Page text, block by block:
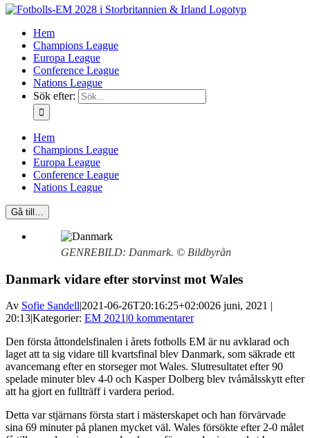
Hem
Champions League
Europa League
Conference League
Nations League
Sök efter:
Hem
Champions League
Europa League
Conference League
Nations League
Gå till…
GENREBILD: Danmark. © Bildbyrån
Danmark vidare efter storvinst mot Wales
Av Sofie Sandell|2021-06-26T20:16:25+02:0026 juni, 2021 |
20:13|Kategorier: EM 2021|0 kommentarer
Den första åttondelsfinalen i årets fotbolls EM är nu avklarad och
laget att ta sig vidare till kvartsfinal blev Danmark, som säkrade ett
avancemang efter en storseger mot Wales. Slutresultatet efter 90
spelade minuter blev 4-0 och Kasper Dolberg blev tvåmålsskytt efter
att ha gjort en fullträff i vardera period.
Detta var stjärnans första start i mästerskapet och han förvärvade
sina 69 minuter på planen mycket väl. Wales försökte efter 2-0 målet